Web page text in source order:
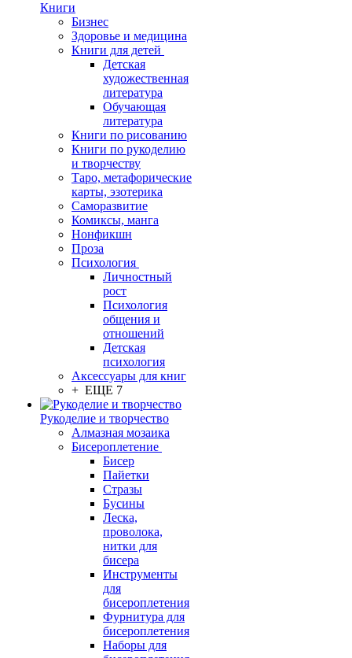
Книги
Бизнес
Здоровье и медицина
Книги для детей
Детская
художественная
литература
Обучающая
литература
Книги по рисованию
Книги по рукоделию
и творчеству
Таро, метафорические
карты, эзотерика
Саморазвитие
Комиксы, манга
Нонфикшн
Проза
Психология
Личностный
рост
Психология
общения и
отношений
Детская
психология
Аксессуары для книг
+ ЕЩЕ 7
Рукоделие и творчество
Алмазная мозаика
Бисероплетение
Бисер
Пайетки
Стразы
Бусины
Леска,
проволока,
нитки для
бисера
Инструменты
для
бисероплетения
Фурнитура для
бисероплетения
Наборы для